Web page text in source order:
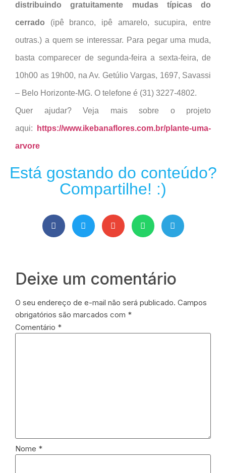
distribuindo gratuitamente mudas típicas do
cerrado (ipê branco, ipê amarelo, sucupira, entre
outras.) a quem se interessar. Para pegar uma muda,
basta comparecer de segunda-feira a sexta-feira, de
10h00 as 19h00, na Av. Getúlio Vargas, 1697, Savassi
– Belo Horizonte-MG. O telefone é (31) 3227-4802.
Quer ajudar? Veja mais sobre o projeto
aqui: https://www.ikebanaflores.com.br/plante-uma-
arvore
Está gostando do conteúdo?
Compartilhe! :)
Deixe um comentário
O seu endereço de e-mail não será publicado. Campos
obrigatórios são marcados com *
Comentário *
Nome *